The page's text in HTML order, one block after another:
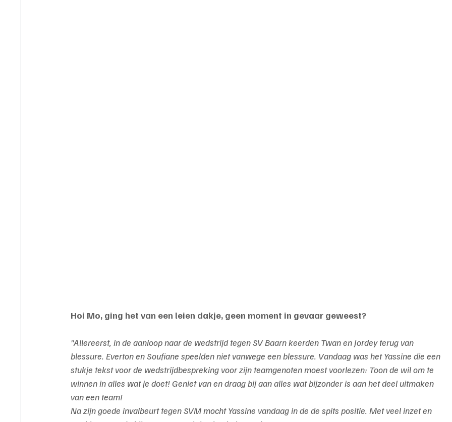
Hoi Mo, ging het van een leien dakje, geen moment in gevaar geweest?
"Allereerst, in de aanloop naar de wedstrijd tegen SV Baarn keerden Twan en Jordey terug van
blessure. Everton en Soufiane speelden niet vanwege een blessure. Vandaag was het Yassine die een
stukje tekst voor de wedstrijdbespreking voor zijn teamgenoten moest voorlezen: Toon de wil om te
winnen in alles wat je doet! Geniet van en draag bij aan alles wat bijzonder is aan het deel uitmaken
van een team!
Na zijn goede invalbeurt tegen SVM mocht Yassine vandaag in de de spits positie. Met veel inzet en